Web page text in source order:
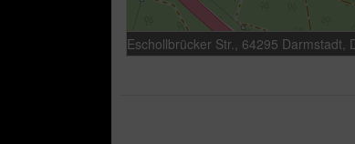
Eschollbrücker Str., 64295 Darmstadt,